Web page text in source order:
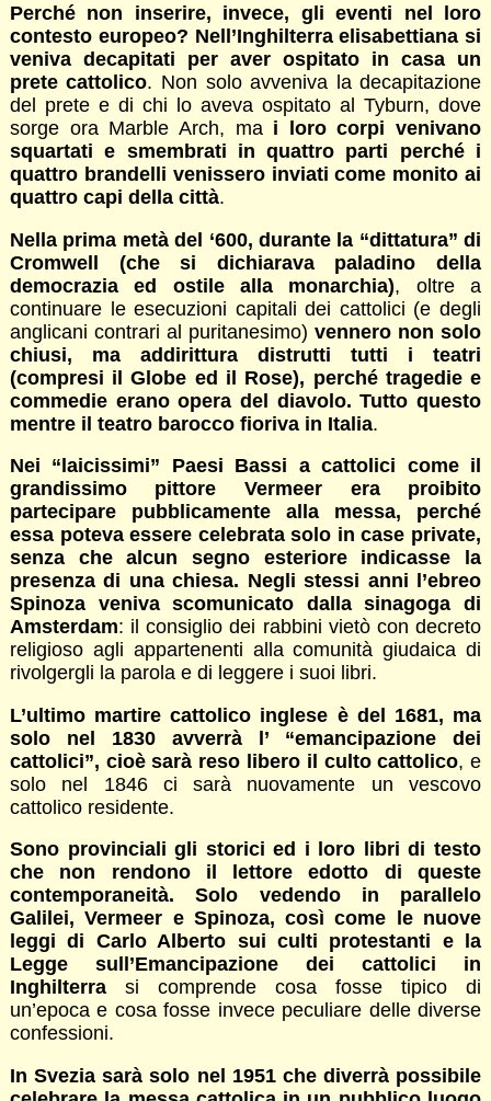
Perché non inserire, invece, gli eventi nel loro
contesto europeo? Nell’Inghilterra elisabettiana si
veniva decapitati per aver ospitato in casa un
prete cattolico. Non solo avveniva la decapitazione
del prete e di chi lo aveva ospitato al Tyburn, dove
sorge ora Marble Arch, ma i loro corpi venivano
squartati e smembrati in quattro parti perché i
quattro brandelli venissero inviati come monito ai
quattro capi della città.
Nella prima metà del ‘600, durante la “dittatura” di
Cromwell (che si dichiarava paladino della
democrazia ed ostile alla monarchia), oltre a
continuare le esecuzioni capitali dei cattolici (e degli
anglicani contrari al puritanesimo)vennero non solo
chiusi, ma addirittura distrutti tutti i teatri
(compresi il Globe ed il Rose), perché tragedie e
commedie erano opera del diavolo. Tutto questo
mentre il teatro barocco fioriva in Italia.
Nei “laicissimi” Paesi Bassi a cattolici come il
grandissimo pittore Vermeer era proibito
partecipare pubblicamente alla messa, perché
essa poteva essere celebrata solo in case private,
senza che alcun segno esteriore indicasse la
presenza di una chiesa. Negli stessi anni l’ebreo
Spinoza veniva scomunicato dalla sinagoga di
Amsterdam: il consiglio dei rabbini vietò con decreto
religioso agli appartenenti alla comunità giudaica di
rivolgergli la parola e di leggere i suoi libri.
L’ultimo martire cattolico inglese è del 1681, ma
solo nel 1830 avverrà l’ “emancipazione dei
cattolici”, cioè sarà reso libero il culto cattolico, e
solo nel 1846 ci sarà nuovamente un vescovo
cattolico residente.
Sono provinciali gli storici ed i loro libri di testo
che non rendono il lettore edotto di queste
contemporaneità. Solo vedendo in parallelo
Galilei, Vermeer e Spinoza, così come le nuove
leggi di Carlo Alberto sui culti protestanti e la
Legge sull’Emancipazione dei cattolici in
Inghilterrasi comprende cosa fosse tipico di
un’epoca e cosa fosse invece peculiare delle diverse
confessioni.
In Svezia sarà solo nel 1951 che diverrà possibile